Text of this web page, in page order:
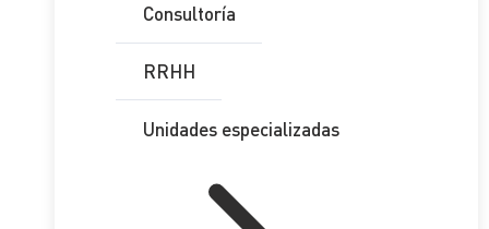
Consultoría
RRHH
Unidades especializadas